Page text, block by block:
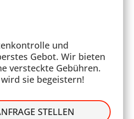
und
Gebot. Wir bieten
versteckte Gebühren.
sie begeistern!
STELLEN